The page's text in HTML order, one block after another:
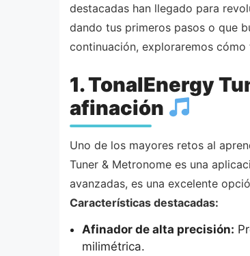
destacadas han llegado para
dando tus primeros pasos o que
continuación, exploraremos
1. TonalEnergy
afinación
Uno de los mayores retos al
Tuner & Metronome es una
avanzadas, es una excelente
Características destacadas:
Afinador de alta precisión:
milimétrica.